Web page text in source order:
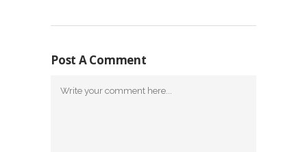
Post A Comment